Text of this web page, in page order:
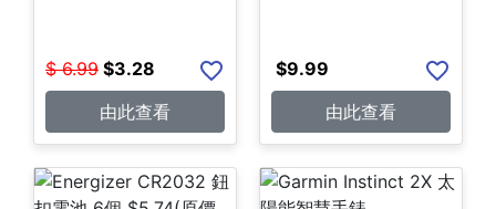
$ 6.99 $3.28
由此查看
$9.99
由此查看